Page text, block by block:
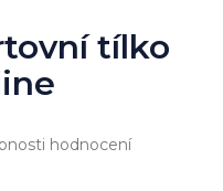
tílko
hodnocení